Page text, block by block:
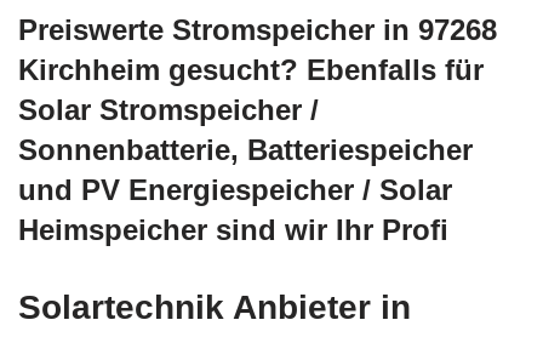
Preiswerte Stromspeicher in 97268
Kirchheim gesucht? Ebenfalls für
Solar Stromspeicher /
Sonnenbatterie, Batteriespeicher
und PV Energiespeicher / Solar
Heimspeicher sind wir Ihr Profi
Solartechnik Anbieter in